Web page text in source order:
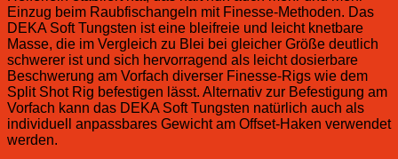
Einzug beim Raubfischangeln mit Finesse-Methoden. Das
DEKA Soft Tungsten ist eine bleifreie und leicht knetbare
Masse, die im Vergleich zu Blei bei gleicher Größe deutlich
schwerer ist und sich hervorragend als leicht dosierbare
Beschwerung am Vorfach diverser Finesse-Rigs wie dem
Split Shot Rig befestigen lässt. Alternativ zur Befestigung am
Vorfach kann das DEKA Soft Tungsten natürlich auch als
individuell anpassbares Gewicht am Offset-Haken verwendet
werden.